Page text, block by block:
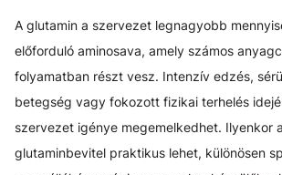
A glutamin a szervezet legnagyobb
előforduló aminosava, amely számos
folyamatban részt vesz. Intenzív edzés,
betegség vagy fokozott fizikai terhelés
szervezet igénye megemelkedhet. Ilyenkor
glutaminbevitel praktikus lehet, különösen